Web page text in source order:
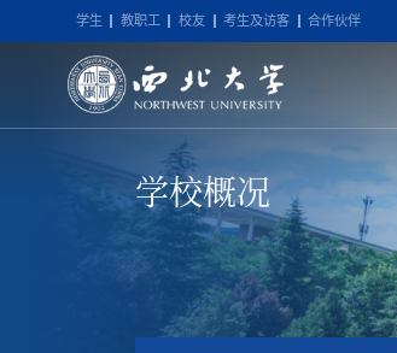
学生 教职工 校友 考生及访客 合作伙伴
学校概况